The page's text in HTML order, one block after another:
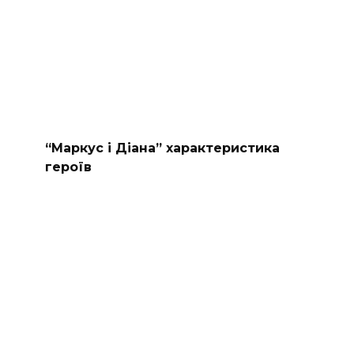
“Маркус і Діана” характеристика
героїв